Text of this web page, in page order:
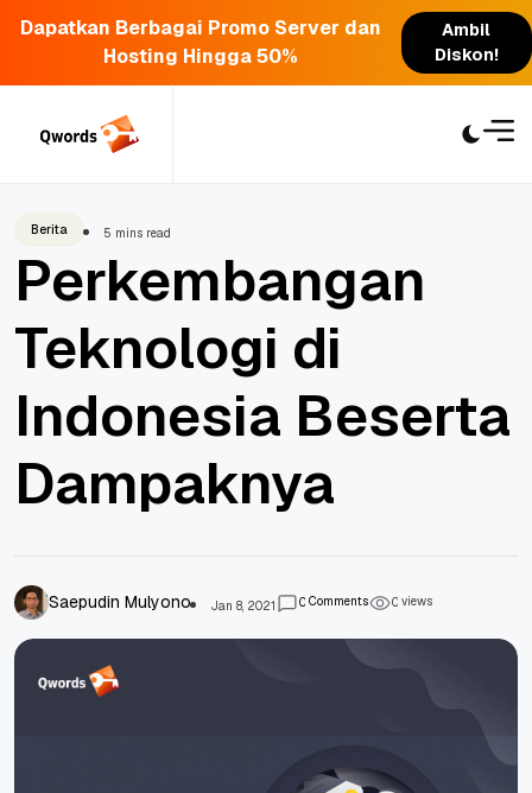
Dapatkan Berbagai Promo Server dan
Hosting Hingga 50%
Ambil
Diskon!
Berita 5 mins read
Perkembangan
Teknologi di
Indonesia Beserta
Dampaknya
Saepudin Mulyono Jan 8, 2021 0Comments 0views